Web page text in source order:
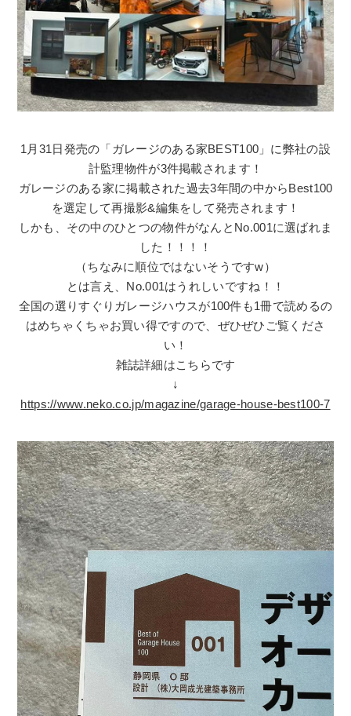
1月31日発売の「ガレージのある家BEST100」に弊社の設
計監理物件が3件掲載されます！
ガレージのある家に掲載された過去3年間の中からBest100
を選定して再撮影&編集をして発売されます！
しかも、その中のひとつの物件がなんとNo.001に選ばれま
した！！！！
（ちなみに順位ではないそうですw）
とは言え、No.001はうれしいですね！！
全国の選りすぐりガレージハウスが100件も1冊で読めるの
はめちゃくちゃお買い得ですので、ぜひぜひご覧くださ
い！
雑誌詳細はこちらです
↓
https://www.neko.co.jp/magazine/garage-house-best100-7